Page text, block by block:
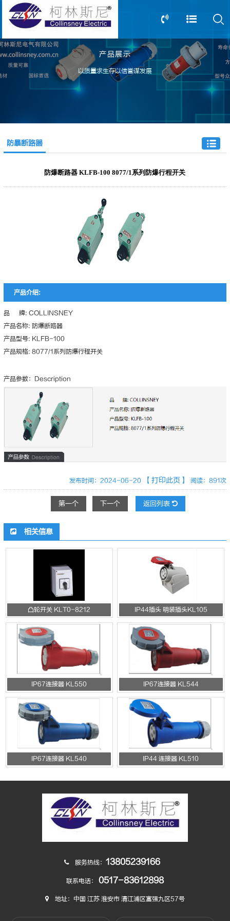
产品展示
以质量求生存以信誉谋发展
13805239166
0517-83612898
防暴断路器
防爆断路器 KLFB-100 8077/1系列防爆行程开关
产品介绍:
品 牌: COLLINSNEY
产品名称: 防爆断路器
产品型号: KLFB-100
产品规格: 8077/1系列防爆行程开关
产品参数：Description
发布时间：2024-06-20 【打印此页】 阅读：891次
第一个 下一个 返回列表
相关信息
凸轮开关 KLT0-8212 IP44插头 明装插头KL105
IP67连接器 KL550 IP67连接器 KL544
IP67连接器 KL540 IP44 连接器 KL510
服务热线： 13805239166
联系电话： 0517-83612898
地址：中国 江苏 淮安市 清江浦区富强九区57号